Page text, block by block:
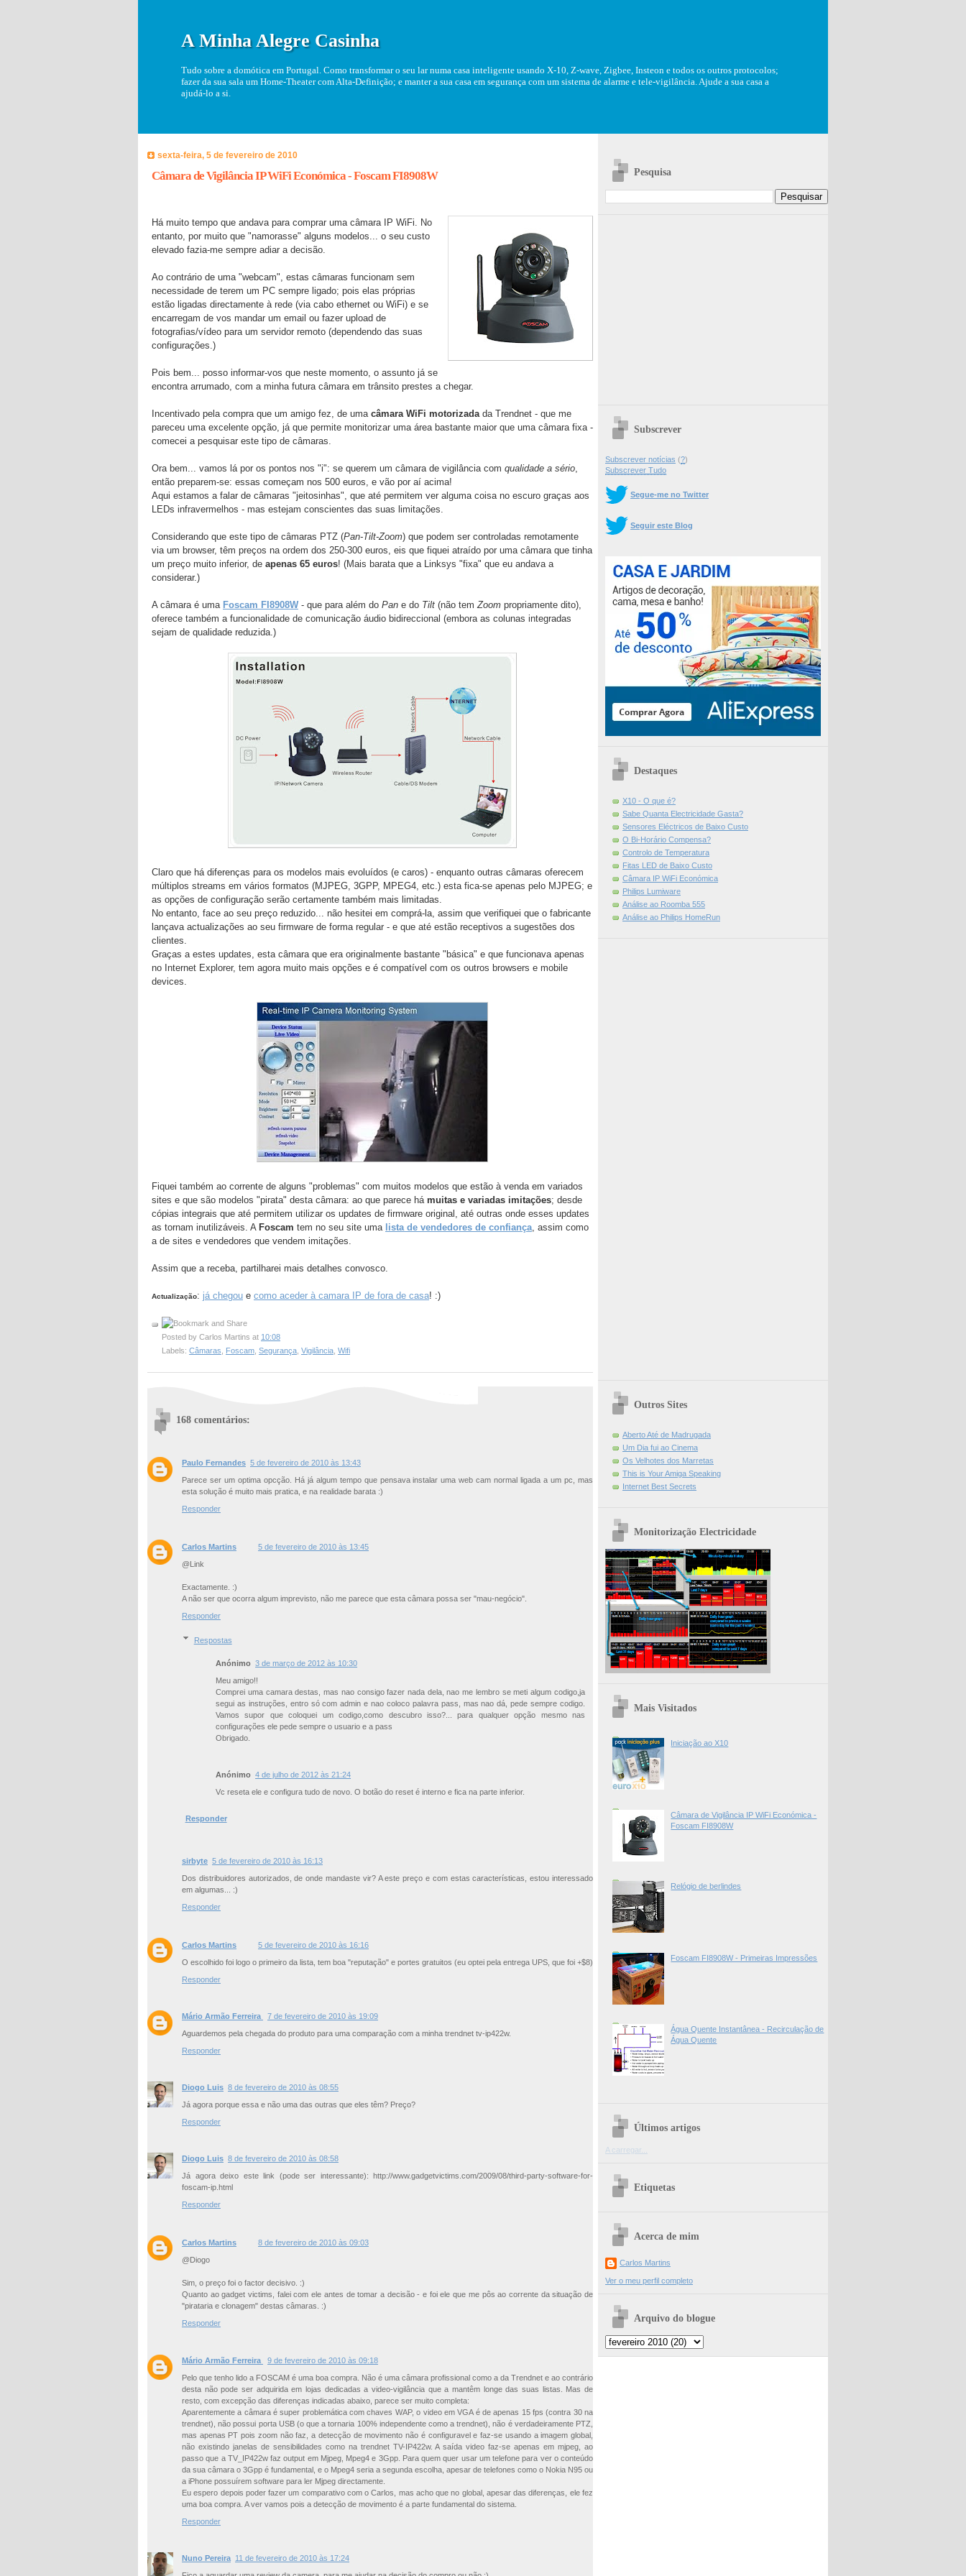
A Minha Alegre Casinha
Tudo sobre a domótica em Portugal. Como transformar o seu lar numa casa inteligente usando X-10, Z-wave, Zigbee, Insteon e todos os outros protocolos;
fazer da sua sala um Home-Theater com Alta-Definição; e manter a sua casa em segurança com um sistema de alarme e tele-vigilância. Ajude a sua casa a
ajudá-lo a si.
sexta-feira, 5 de fevereiro de 2010
Câmara de Vigilância IP WiFi Económica - Foscam FI8908W
Há muito tempo que andava para comprar uma câmara IP WiFi. No
entanto, por muito que "namorasse" alguns modelos... o seu custo
elevado fazia-me sempre adiar a decisão.
Ao contrário de uma "webcam", estas câmaras funcionam sem
necessidade de terem um PC sempre ligado; pois elas próprias
estão ligadas directamente à rede (via cabo ethernet ou WiFi) e se
encarregam de vos mandar um email ou fazer upload de
fotografias/vídeo para um servidor remoto (dependendo das suas
configurações.)
Pois bem... posso informar-vos que neste momento, o assunto já se
encontra arrumado, com a minha futura câmara em trânsito prestes a chegar.
Incentivado pela compra que um amigo fez, de uma câmara WiFi motorizada da Trendnet - que me
pareceu uma excelente opção, já que permite monitorizar uma área bastante maior que uma câmara fixa -
comecei a pesquisar este tipo de câmaras.
Ora bem... vamos lá por os pontos nos "i": se querem um câmara de vigilância com qualidade a sério,
então preparem-se: essas começam nos 500 euros, e vão por aí acima!
Aqui estamos a falar de câmaras "jeitosinhas", que até permitem ver alguma coisa no escuro graças aos
LEDs infravermelhos - mas estejam conscientes das suas limitações.
Considerando que este tipo de câmaras PTZ (Pan-Tilt-Zoom) que podem ser controladas remotamente
via um browser, têm preços na ordem dos 250-300 euros, eis que fiquei atraído por uma câmara que tinha
um preço muito inferior, de apenas 65 euros! (Mais barata que a Linksys "fixa" que eu andava a
considerar.)
A câmara é uma Foscam FI8908W - que para além do Pan e do Tilt (não temZoom propriamente dito),
oferece também a funcionalidade de comunicação áudio bidireccional (embora as colunas integradas
sejam de qualidade reduzida.)
Claro que há diferenças para os modelos mais evoluídos (e caros) - enquanto outras câmaras oferecem
múltiplos streams em vários formatos (MJPEG, 3GPP, MPEG4, etc.) esta fica-se apenas pelo MJPEG; e
as opções de configuração serão certamente também mais limitadas.
No entanto, face ao seu preço reduzido... não hesitei em comprá-la, assim que verifiquei que o fabricante
lançava actualizações ao seu firmware de forma regular - e que até estão receptivos a sugestões dos
clientes.
Graças a estes updates, esta câmara que era originalmente bastante "básica" e que funcionava apenas
no Internet Explorer, tem agora muito mais opções e é compatível com os outros browsers e mobile
devices.
Fiquei também ao corrente de alguns "problemas" com muitos modelos que estão à venda em variados
sites e que são modelos "pirata" desta câmara: ao que parece há muitas e variadas imitações; desde
cópias integrais que até permitem utilizar os updates de firmware original, até outras onde esses updates
as tornam inutilizáveis. A Foscam tem no seu site uma lista de vendedores de confiança, assim como
a de sites e vendedores que vendem imitações.
Assim que a receba, partilharei mais detalhes convosco.
Actualização: já chegou e como aceder à camara IP de fora de casa! :)
Posted by Carlos Martins at 10:08
Labels: Câmaras, Foscam, Segurança, Vigilância, Wifi
168 comentários:
Paulo Fernandes 5 de fevereiro de 2010 às 13:43
Parece ser um optima opcção. Há já algum tempo que pensava instalar uma web cam normal ligada a um pc, mas
esta solução é muito mais pratica, e na realidade barata :)
Responder
Carlos Martins
5 de fevereiro de 2010 às 13:45
@Link
Exactamente. :)
A não ser que ocorra algum imprevisto, não me parece que esta câmara possa ser "mau-negócio".
Responder
Respostas
Anónimo 3 de março de 2012 às 10:30
Meu amigo!!
Comprei uma camara destas, mas nao consigo fazer nada dela, nao me lembro se meti algum codigo,ja
segui as instruções, entro só com admin e nao coloco palavra pass, mas nao dá, pede sempre codigo.
Vamos supor que coloquei um codigo,como descubro isso?... para qualquer opção mesmo nas
configurações ele pede sempre o usuario e a pass
Obrigado.
Anónimo 4 de julho de 2012 às 21:24
Vc reseta ele e configura tudo de novo. O botão do reset é interno e fica na parte inferior.
Responder
sirbyte 5 de fevereiro de 2010 às 16:13
Dos distribuidores autorizados, de onde mandaste vir? A este preço e com estas características, estou interessado
em algumas... :)
Responder
Carlos Martins
5 de fevereiro de 2010 às 16:16
O escolhido foi logo o primeiro da lista, tem boa "reputação" e portes gratuitos (eu optei pela entrega UPS, que foi +$8)
Responder
Mário Armão Ferreira
7 de fevereiro de 2010 às 19:09
Aguardemos pela chegada do produto para uma comparação com a minha trendnet tv-ip422w.
Responder
Diogo Luis 8 de fevereiro de 2010 às 08:55
Já agora porque essa e não uma das outras que eles têm? Preço?
Responder
Diogo Luis 8 de fevereiro de 2010 às 08:58
Já agora deixo este link (pode ser interessante): http://www.gadgetvictims.com/2009/08/third-party-software-for-
foscam-ip.html
Responder
Carlos Martins
8 de fevereiro de 2010 às 09:03
@Diogo
Sim, o preço foi o factor decisivo. :)
Quanto ao gadget victims, falei com ele antes de tomar a decisão - e foi ele que me pôs ao corrente da situação de
"pirataria e clonagem" destas câmaras. :)
Responder
Mário Armão Ferreira
9 de fevereiro de 2010 às 09:18
Pelo que tenho lido a FOSCAM é uma boa compra. Não é uma câmara profissional como a da Trendnet e ao contrário
desta não pode ser adquirida em lojas dedicadas a video-vigilância que a mantêm longe das suas listas. Mas de
resto, com excepção das diferenças indicadas abaixo, parece ser muito completa:
Aparentemente a câmara é super problemática com chaves WAP, o video em VGA é de apenas 15 fps (contra 30 na
trendnet), não possui porta USB (o que a tornaria 100% independente como a trendnet), não é verdadeiramente PTZ,
mas apenas PT pois zoom não faz, a detecção de movimento não é configuravel e faz-se usando a imagem global,
não existindo janelas de sensibilidades como na trendnet TV-IP422w. A saída video faz-se apenas em mjpeg, ao
passo que a TV_IP422w faz output em Mjpeg, Mpeg4 e 3Gpp. Para quem quer usar um telefone para ver o conteúdo
da sua câmara o 3Gpp é fundamental, e o Mpeg4 seria a segunda escolha, apesar de telefones como o Nokia N95 ou
a iPhone possuírem software para ler Mjpeg directamente.
Eu espero depois poder fazer um comparativo com o Carlos, mas acho que no global, apesar das diferenças, ele fez
uma boa compra. A ver vamos pois a detecção de movimento é a parte fundamental do sistema.
Responder
Nuno Pereira 11 de fevereiro de 2010 às 17:24
Pesquisa
Subscrever
Subscrever notícias (?)
Subscrever Tudo
Segue-me no Twitter
Seguir este Blog
Destaques
X10 - O que é?
Sabe Quanta Electricidade Gasta?
Sensores Eléctricos de Baixo Custo
O Bi-Horário Compensa?
Controlo de Temperatura
Fitas LED de Baixo Custo
Câmara IP WiFi Económica
Philips Lumiware
Análise ao Roomba 555
Análise ao Philips HomeRun
Outros Sites
Aberto Até de Madrugada
Um Dia fui ao Cinema
Os Velhotes dos Marretas
This is Your Amiga Speaking
Internet Best Secrets
Monitorização Electricidade
Mais Visitados
Iniciação ao X10
Câmara de Vigilância IP WiFi Económica -
Foscam FI8908W
Relógio de berlindes
Foscam FI8908W - Primeiras Impressões
Água Quente Instantânea - Recirculação de
Água Quente
Últimos artigos
A carregar...
Etiquetas
Acerca de mim
Carlos Martins
Ver o meu perfil completo
Arquivo do blogue